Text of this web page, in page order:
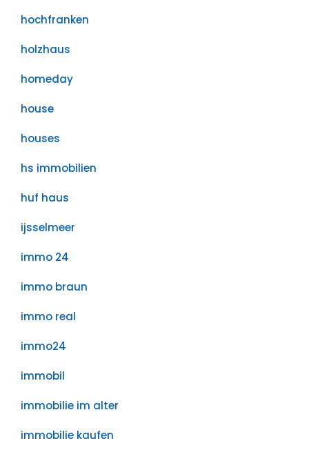
hochfranken
holzhaus
homeday
house
houses
hs immobilien
huf haus
ijsselmeer
immo 24
immo braun
immo real
immo24
immobil
immobilie im alter
immobilie kaufen